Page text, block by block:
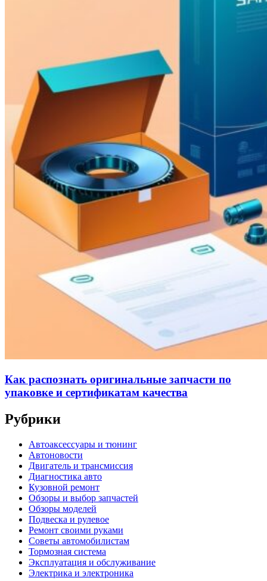
Как распознать оригинальные запчасти по
упаковке и сертификатам качества
Рубрики
Автоаксессуары и тюнинг
Автоновости
Двигатель и трансмиссия
Диагностика авто
Кузовной ремонт
Обзоры и выбор запчастей
Обзоры моделей
Подвеска и рулевое
Ремонт своими руками
Советы автомобилистам
Тормозная система
Эксплуатация и обслуживание
Электрика и электроника